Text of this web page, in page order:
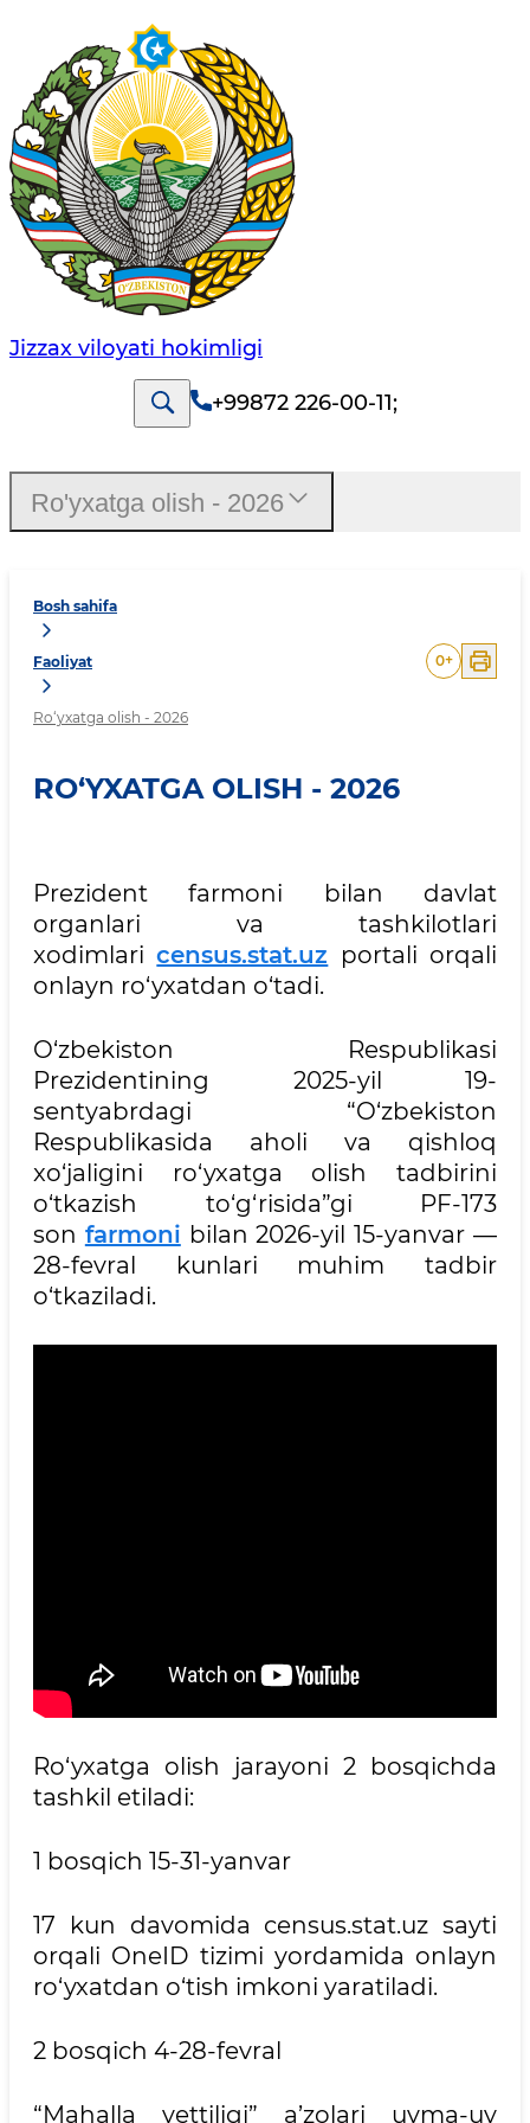
Jizzах vilоyati hоkimligi
+99872 226-00-11;
Bosh sahifa
Faoliyat
Ro‘yxatga olish - 2026
0+
RO‘YXATGA OLISH - 2026
Prezident farmoni bilan davlat
organlari va tashkilotlari
xodimlaricensus.stat.uz portali orqali
onlayn ro‘yxatdan o‘tadi.
O‘zbekiston Respublikasi
Prezidentining 2025-yil 19-
sentyabrdagi “O‘zbekiston
Respublikasida aholi va qishloq
xo‘jaligini ro‘yxatga olish tadbirini
o‘tkazish to‘g‘risida”gi PF-173
son farmoni bilan 2026-yil 15-yanvar —
28-fevral kunlari muhim tadbir
o‘tkaziladi.
Ro‘yxatga olish jarayoni 2 bosqichda
tashkil etiladi:
1 bosqich 15-31-yanvar
17 kun davomida census.stat.uz sayti
orqali OneID tizimi yordamida onlayn
ro‘yxatdan o‘tish imkoni yaratiladi.
2 bosqich 4-28-fevral
“Mahalla yettiligi” a’zolari uyma-uy
Ro'yxatga olish - 2026